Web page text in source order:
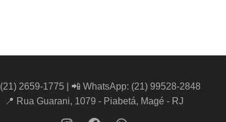
(21) 2659-1775| 📲 WhatsApp: (21) 99528-2848
📍 Rua Guarani, 1079 - Piabetá, Magé - RJ